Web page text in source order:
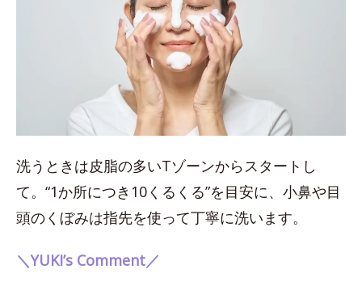
洗うときは皮脂の多いTゾーンからスタートし
て。“1か所につき10くるくる”を目安に、小鼻や目
頭のくぼみは指先を使って丁寧に洗います。
＼YUKI’s Comment／